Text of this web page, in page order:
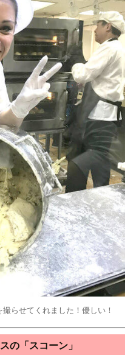
らせてくれました！優しい！
「スコーン」